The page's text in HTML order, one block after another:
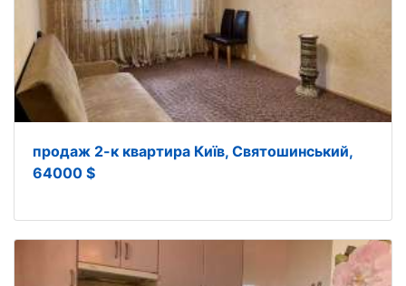
продаж 2-к квартира Київ, Святошинський,
64000 $